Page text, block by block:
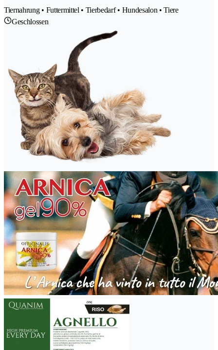
Tiernahrung • Futtermittel • Tierbedarf • Hundesalon • Tiere
Geschlossen